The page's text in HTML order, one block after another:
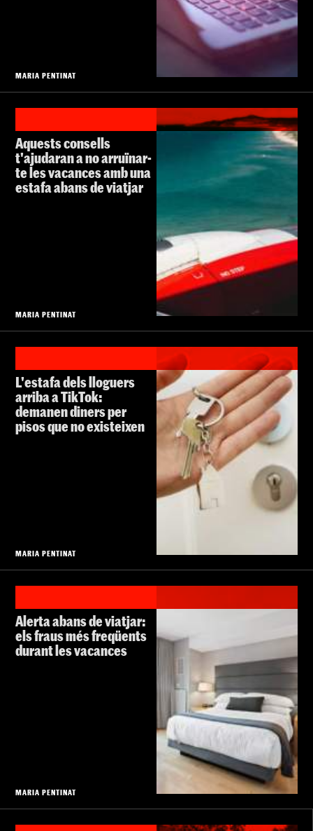
MARIA PENTINAT
Aquests consells
t'ajudaran a no arruïnar-
te les vacances amb una
estafa abans de viatjar
MARIA PENTINAT
L'estafa dels lloguers
arriba a TikTok:
demanen diners per
pisos que no existeixen
MARIA PENTINAT
Alerta abans de viatjar:
els fraus més freqüents
durant les vacances
MARIA PENTINAT